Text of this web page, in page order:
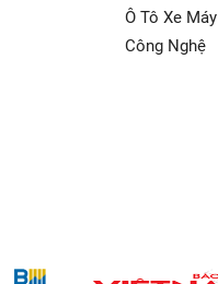
Ô Tô Xe Máy
Công Nghệ